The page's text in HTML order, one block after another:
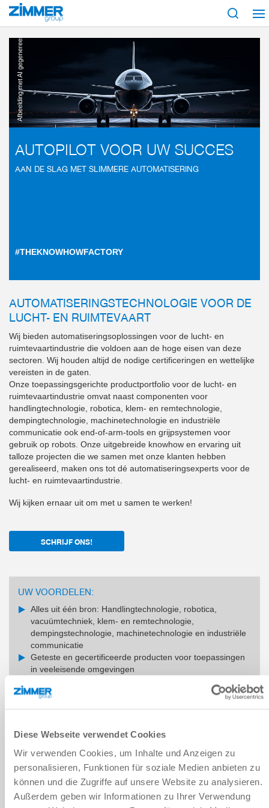
Diese Webseite verwendet Cookies
Wir verwenden Cookies, um Inhalte und Anzeigen zu
personalisieren, Funktionen für soziale Medien anbieten zu
können und die Zugriffe auf unsere Website zu analysieren.
Außerdem geben wir Informationen zu Ihrer Verwendung
Start Bedrijfstakken
Afbeelding met AI gegenereerd
AUTOPILOT VOOR UW SUCCES
AAN DE SLAG MET SLIMMERE AUTOMATISERING
#THEKNOWHOWFACTORY
AUTOMATISERINGSTECHNOLOGIE VOOR DE
LUCHT- EN RUIMTEVAART
Wij bieden automatiseringsoplossingen voor de lucht- en
ruimtevaartindustrie die voldoen aan de hoge eisen van deze
sectoren. Wij houden altijd de nodige certificeringen en wettelijke
vereisten in de gaten.
Onze toepassingsgerichte productportfolio voor de lucht- en
ruimtevaartindustrie omvat naast componenten voor
handlingtechnologie, robotica, klem- en remtechnologie,
dempingtechnologie, machinetechnologie en industriële
communicatie ook end-of-arm-tools en grijpsystemen voor
gebruik op robots. Onze uitgebreide knowhow en ervaring uit
talloze projecten die we samen met onze klanten hebben
gerealiseerd, maken ons tot dé automatiseringsexperts voor de
lucht- en ruimtevaartindustrie.
Wij kijken ernaar uit om met u samen te werken!
SCHRIJF ONS!
UW VOORDELEN:
Alles uit één bron: Handlingtechnologie, robotica,
vacuümtechniek, klem- en remtechnologie,
dempingstechnologie, machinetechnologie en industriële
communicatie
Geteste en gecertificeerde producten voor toepassingen
in veeleisende omgevingen
hoogste veiligheidsnormen
Producten aangepast aan uw eisen dankzij een
uitgebreide ontwikkelings- en productie-expertise